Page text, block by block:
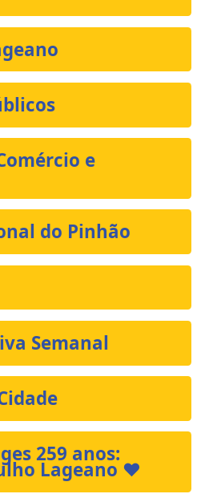
e
do Pinhão
Semanal
259 anos:
Lageano ❤️